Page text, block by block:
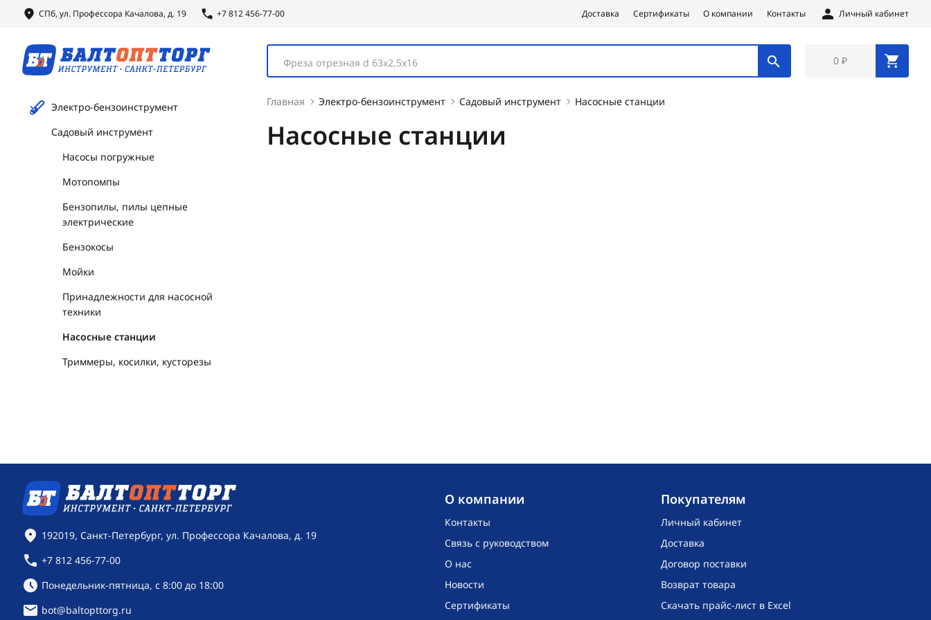
СПб, ул. Профессора Качалова, д. 19 +7 812 456-77-00 Доставка Сертификаты О компании Контакты Личный кабинет
Фреза отрезная d 63х2,5х16 0 ₽
Электро-бензоинструмент
Садовый инструмент
Насосы погружные
Мотопомпы
Бензопилы, пилы цепные
электрические
Бензокосы
Мойки
Принадлежности для насосной
техники
Насосные станции
Триммеры, косилки, кусторезы
Главная Электро-бензоинструмент Садовый инструмент Насосные станции
Насосные станции
O компании
Контакты
Связь с руководством
О нас
Новости
Сертификаты
Покупателям
Личный кабинет
Доставка
Договор поставки
Возврат товара
Скачать прайс-лист в Excel
Контактная информация
192019, Санкт-Петербург, ул. Профессора Качалова, д. 19
+7 812 456-77-00
Режим работы:
Понедельник-пятница, с 8:00 до 18:00
bot@baltopttorg.ru